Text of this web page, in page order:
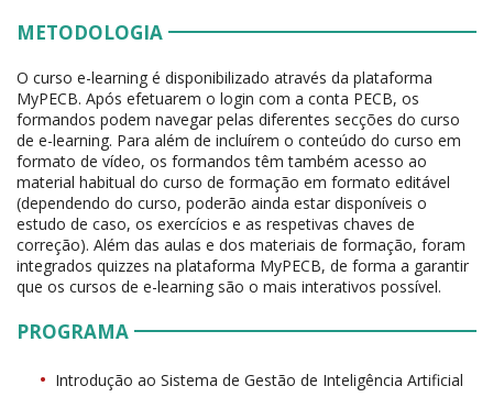
METODOLOGIA
O curso e-learning é disponibilizado através da plataforma
MyPECB. Após efetuarem o login com a conta PECB, os
formandos podem navegar pelas diferentes secções do curso
de e-learning. Para além de incluírem o conteúdo do curso em
formato de vídeo, os formandos têm também acesso ao
material habitual do curso de formação em formato editável
(dependendo do curso, poderão ainda estar disponíveis o
estudo de caso, os exercícios e as respetivas chaves de
correção). Além das aulas e dos materiais de formação, foram
integrados quizzes na plataforma MyPECB, de forma a garantir
que os cursos de e-learning são o mais interativos possível.
PROGRAMA
Introdução ao Sistema de Gestão de Inteligência Artificial